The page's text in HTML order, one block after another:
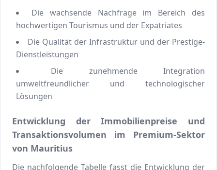
Die wachsende Nachfrage im Bereich des
hochwertigen Tourismus und der Expatriates
Die Qualität der Infrastruktur und der Prestige-
Dienstleistungen
Die zunehmende Integration
umweltfreundlicher und technologischer
Lösungen
Entwicklung der Immobilienpreise und
Transaktionsvolumen im Premium-Sektor
von Mauritius
Die nachfolgende Tabelle fasst die Entwicklung der